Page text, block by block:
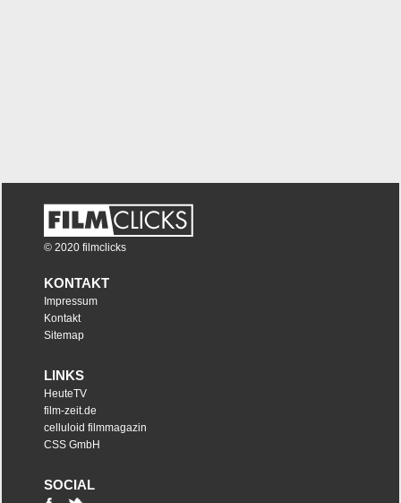
© 2020 filmclicks
KONTAKT
Impressum
Kontakt
Sitemap
LINKS
HeuteTV
film-zeit.de
celluloid filmmagazin
CSS GmbH
SOCIAL